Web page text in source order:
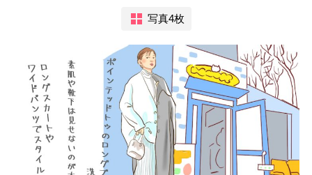
写真4枚